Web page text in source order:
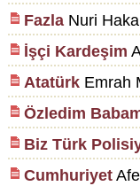
FazlaNuri
İşçi Kardeşim
AtatürkEmrah
Özledim
Biz Türk
Cumhuriyet